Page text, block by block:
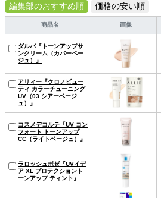
編集部のおすすめ順
価格の安い順
商品名 画像
ダルバ『トーンアップサ
ンクリーム（カバーベー
ジュ）』
アリィー『クロノビュー
ティ カラーチューニング
UV（03 シアーベージ
ュ）』
コスメデコルテ『UV コン
フォート トーンアップ
CC（ライトベージュ）』
ラロッシュポゼ『UVイデ
ア XL プロテクショント
ーンアップ ティント』